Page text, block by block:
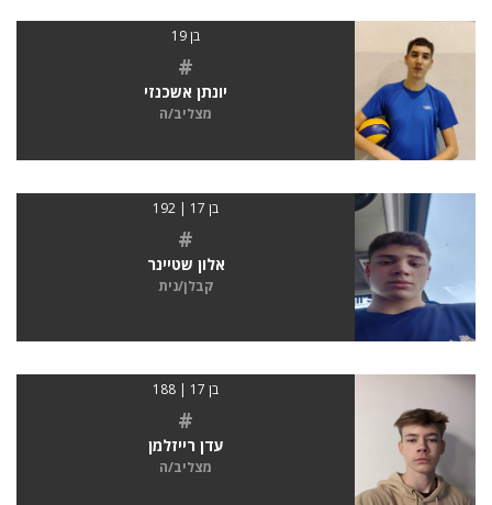
בן 19
#
יונתן אשכנזי
מצליב/ה
בן 17 | 192
#
אלון שטיינר
קבלן/נית
בן 17 | 188
#
עדן רייזלמן
מצליב/ה